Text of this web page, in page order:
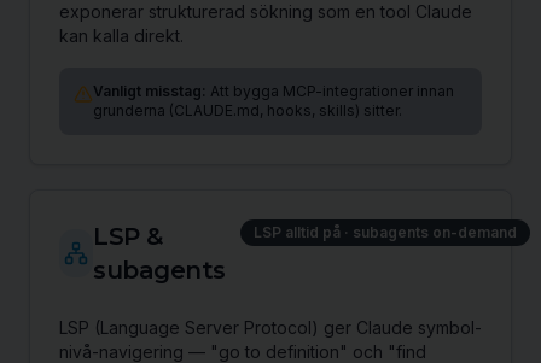
exponerar strukturerad sökning som en tool Claude
kan kalla direkt.
Vanligt misstag: Att bygga MCP-integrationer innan
grunderna (CLAUDE.md, hooks, skills) sitter.
LSP &
subagents
LSP alltid på · subagents on-demand
LSP (Language Server Protocol) ger Claude symbol-
nivå-navigering — "go to definition" och "find